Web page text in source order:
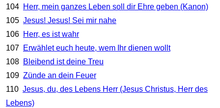
104 Herr, mein ganzes Leben soll dir Ehre geben (Kanon)
105 Jesus! Jesus! Sei mir nahe
106 Herr, es ist wahr
107 Erwählet euch heute, wem Ihr dienen wollt
108 Bleibend ist deine Treu
109 Zünde an dein Feuer
110 Jesus, du, des Lebens Herr (Jesus Christus, Herr des
Lebens)